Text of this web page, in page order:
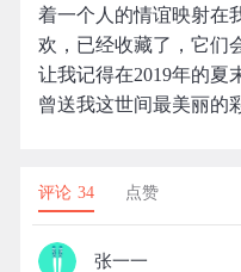
着一个人的情谊映射在
欢，已经收藏了，它们
让我记得在2019年的夏
曾送我这世间最美丽的
评论 34 点赞
张一一